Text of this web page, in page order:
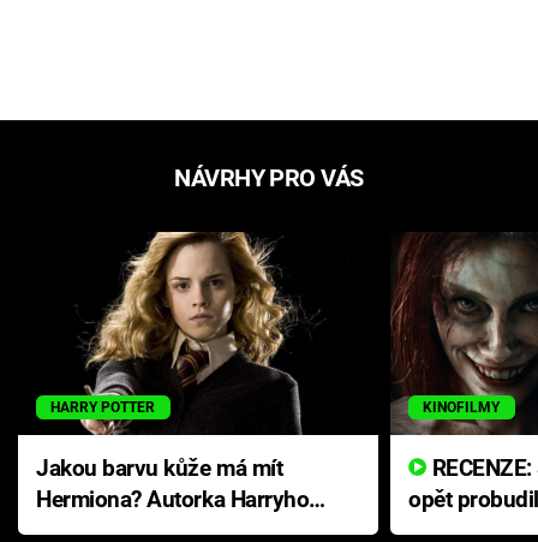
NÁVRHY PRO VÁS
HARRY POTTER
Jakou barvu kůže má mít
Hermiona? Autorka Harryho
Pottera přišla s ráznou
KINOFILMY
opět
přichází s